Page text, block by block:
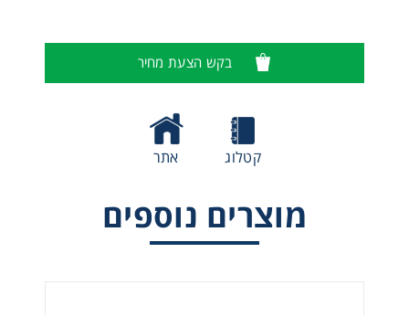
בקש הצעת מחיר
קטלוג אתר
מוצרים נוספים
משקפי מגן דגם 5X3